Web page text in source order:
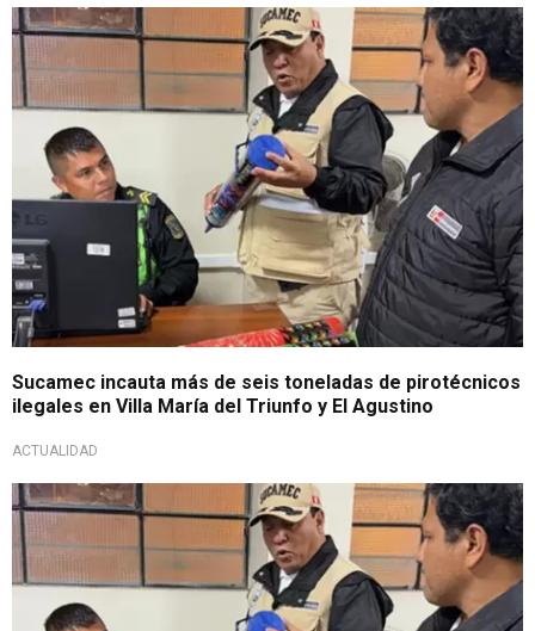
Operativo en Lima
Sucamec incauta más de seis toneladas de pirotécnicos
ilegales en Villa María del Triunfo y El Agustino
ACTUALIDAD
¡Golpe a la informalidad!